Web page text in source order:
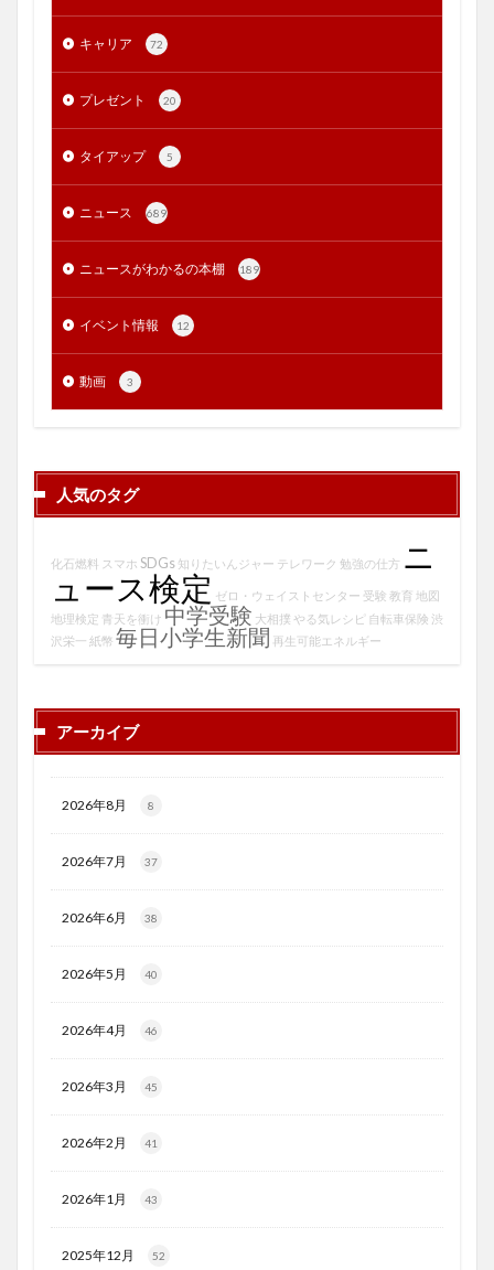
キャリア 72
プレゼント 20
タイアップ 5
ニュース 689
ニュースがわかるの本棚 189
イベント情報 12
動画 3
人気のタグ
化石燃料 スマホ SDGs 知りたいんジャー テレワーク 勉強の仕方 ニ
ュース検定 ゼロ・ウェイストセンター 受験 教育 地図
地理検定 青天を衝け 中学受験 大相撲 やる気レシピ 自転車保険 渋
沢栄一 紙幣 毎日小学生新聞 再生可能エネルギー
アーカイブ
2026年8月 8
2026年7月 37
2026年6月 38
2026年5月 40
2026年4月 46
2026年3月 45
2026年2月 41
2026年1月 43
2025年12月 52